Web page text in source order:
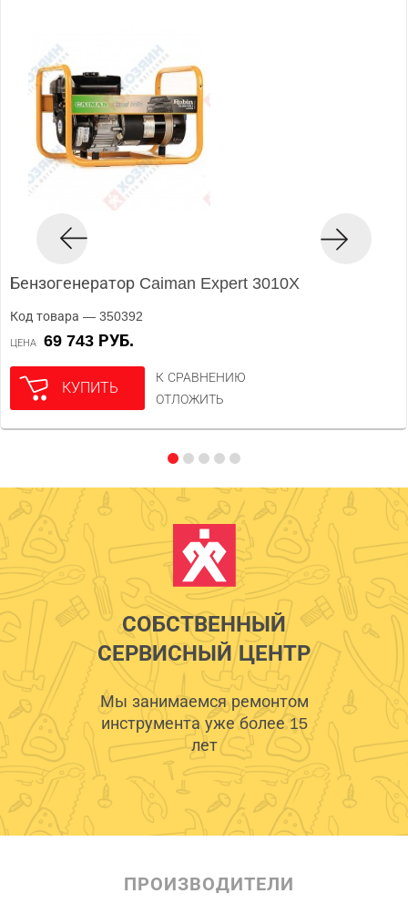
Бензогенератор Caiman Expert 3010X
Код товара — 350392
ЦЕНА 69 743 РУБ.
КУПИТЬ
К СРАВНЕНИЮ
ОТЛОЖИТЬ
СОБСТВЕННЫЙ
СЕРВИСНЫЙ ЦЕНТР
Мы занимаемся ремонтом
инструмента уже более 15
лет
ПРОИЗВОДИТЕЛИ